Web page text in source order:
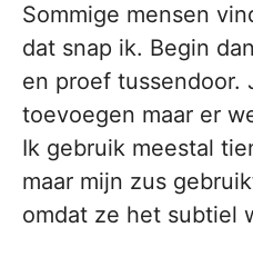
Sommige mensen
dat snap ik. Begin
en proef tussendoor.
toevoegen maar er
Ik gebruik meestal
maar mijn zus
omdat ze het subtiel